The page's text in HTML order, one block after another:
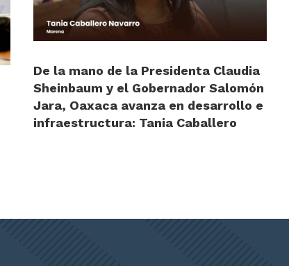
De la mano de la Presidenta Claudia
Sheinbaum y el Gobernador Salomón
Jara, Oaxaca avanza en desarrollo e
infraestructura: Tania Caballero